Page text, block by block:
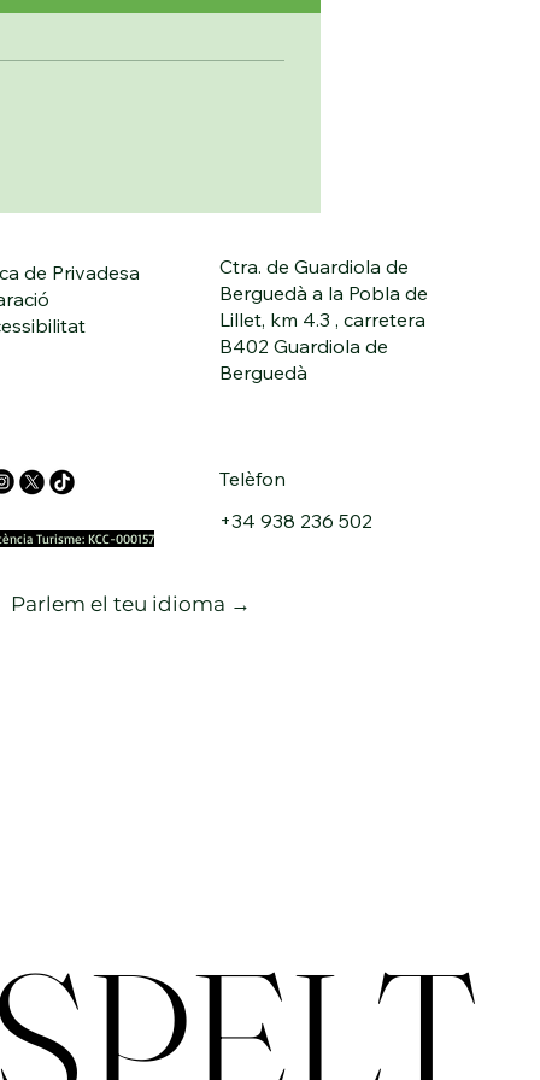
de Privadesa
Ctra. de Guardiola de
Berguedà a la Pobla de
Lillet, km 4.3 , carretera
B402 Guardiola de
Berguedà
Telèfon
Turisme: KCC-000157
+34 938 236 502
Parlem el teu idioma →